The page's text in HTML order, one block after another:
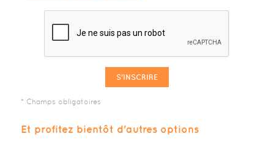
S'INSCRIRE
Et profitez bientôt d'autres options